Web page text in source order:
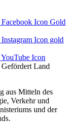
aus Mitteln des
Verkehr und
und der